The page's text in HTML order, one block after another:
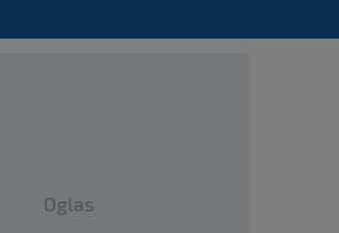
Oglas